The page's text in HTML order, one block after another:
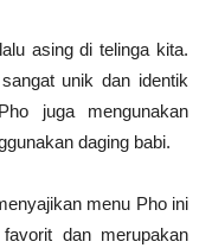
asing di telinga kita.
unik dan identik
juga mengunakan
daging babi.
menu Pho ini
dan merupakan